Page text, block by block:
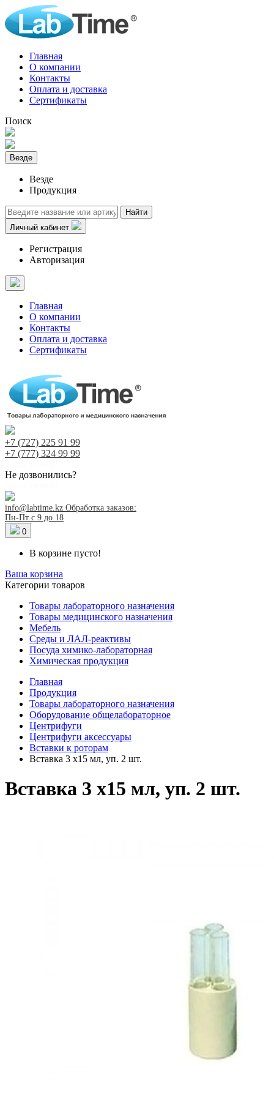
Главная
О компании
Контакты
Оплата и доставка
Сертификаты
Поиск
Везде
Везде
Продукция
Найти
Личный кабинет
Регистрация
Авторизация
Главная
О компании
Контакты
Оплата и доставка
Сертификаты
+7 (727) 225 91 99
+7 (777) 324 99 99
Не дозвонились?
info@labtime.kz Обработка заказов:
Пн-Пт с 9 до 18
0
В корзине пусто!
Ваша корзина
Категории товаров
Товары лабораторного назначения
Товары медицинского назначения
Мебель
Среды и ЛАЛ-реактивы
Посуда химико-лабораторная
Химическая продукция
Главная
Продукция
Товары лабораторного назначения
Оборудование общелабораторное
Центрифуги
Центрифуги аксессуары
Вставки к роторам
Вставка 3 х15 мл, уп. 2 шт.
Вставка 3 х15 мл, уп. 2 шт.